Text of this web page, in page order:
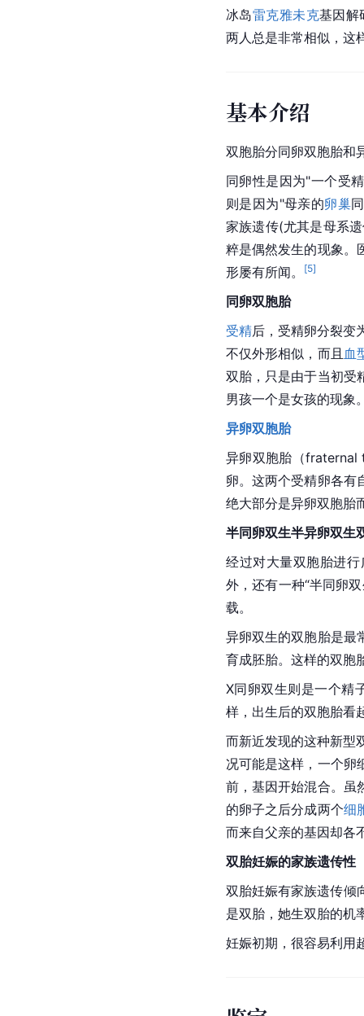
冰岛雷克雅未克基因解
两人总是非常相似，这
基本介绍
双胞胎分同卵双胞胎和
同卵性是因为"一个受
则是因为"母亲的卵巢
家族遗传(尤其是母系
粹是偶然发生的现象。
形屡有所闻。
[5]
同卵双胞胎
受精后，受精卵分裂变
不仅外形相似，而且 血
双胎，只是由于当初受
男孩一个是女孩的现象
异卵双胞胎
异卵双胞胎（fraternal
卵。这两个受精卵各有
绝大部分是异卵双胞胎
半同卵双生半异卵双生
经过对大量双胞胎进行
外，还有一种“半同卵
载。
异卵双生的双胞胎是最
育成胚胎。这样的双胞
X同卵双生则是一个精
样，出生后的双胞胎看
而新近发现的这种新型
况可能是这样，一个卵
前，基因开始混合。虽
的卵子之后分成两个细
而来自父亲的基因却各
双胎妊娠的家族遗传性
双胎妊娠有家族遗传倾
是双胎，她生双胎的机
妊娠初期，很容易利用